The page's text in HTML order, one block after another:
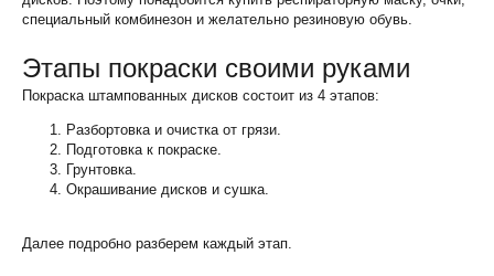
специальный комбинезон и желательно резиновую обувь.
Этапы покраски своими руками
Покраска штампованных дисков состоит из 4 этапов:
Разбортовка и очистка от грязи.
Подготовка к покраске.
Грунтовка.
Окрашивание дисков и сушка.
Далее подробно разберем каждый этап.